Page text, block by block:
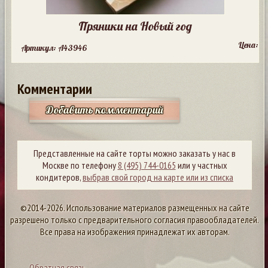
Пряники на Новый год
Артикул: A43946 Цена:
Комментарии
Добавить комментарий
Представленные на сайте торты можно заказать у нас в
Москве по телефону8 (495) 744-0165 или у частных
кондитеров,выбрав свой город на карте или из списка
©2014-2026. Использование материалов размещенных на сайте
разрешено только с предварительного согласия правообладателей.
Все права на изображения принадлежат их авторам.